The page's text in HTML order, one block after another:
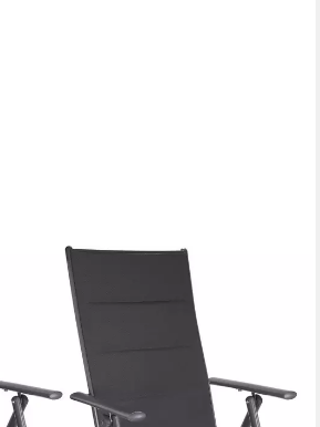
mit 7-Fach verstellbarer Rückenlehne
- Faltstühle klappbar - wetterfeste